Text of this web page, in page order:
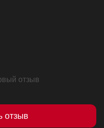
отзыв
отзыв